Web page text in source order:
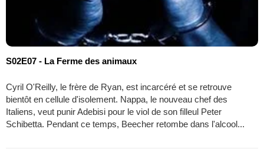
S02E07 - La Ferme des animaux
Cyril O'Reilly, le frère de Ryan, est incarcéré et se retrouve
bientôt en cellule d'isolement. Nappa, le nouveau chef des
Italiens, veut punir Adebisi pour le viol de son filleul Peter
Schibetta. Pendant ce temps, Beecher retombe dans l'alcool...